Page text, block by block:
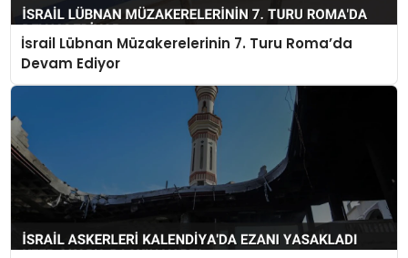
İsrail Lübnan Müzakerelerinin 7. Turu Roma’da
Devam Ediyor